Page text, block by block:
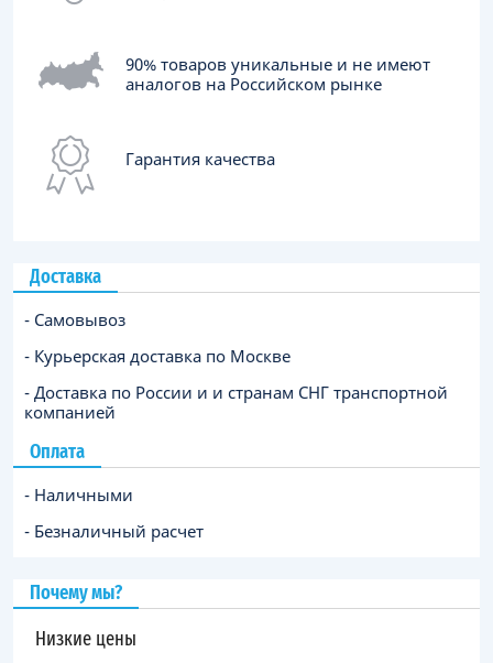
90% товаров уникальные и не имеют
аналогов на Российском рынке
Гарантия качества
Доставка
- Самовывоз
- Курьерская доставка по Москве
- Доставка по России и и странам СНГ транспортной
компанией
Оплата
- Наличными
- Безналичный расчет
Почему мы?
Низкие цены